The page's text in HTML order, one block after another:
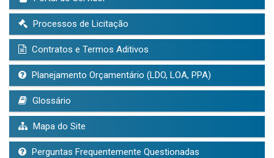
Processos de Licitação
Contratos e Termos Aditivos
Planejamento Orçamentário (LDO, LOA, PPA)
Glossário
Mapa do Site
Perguntas Frequentemente Questionadas